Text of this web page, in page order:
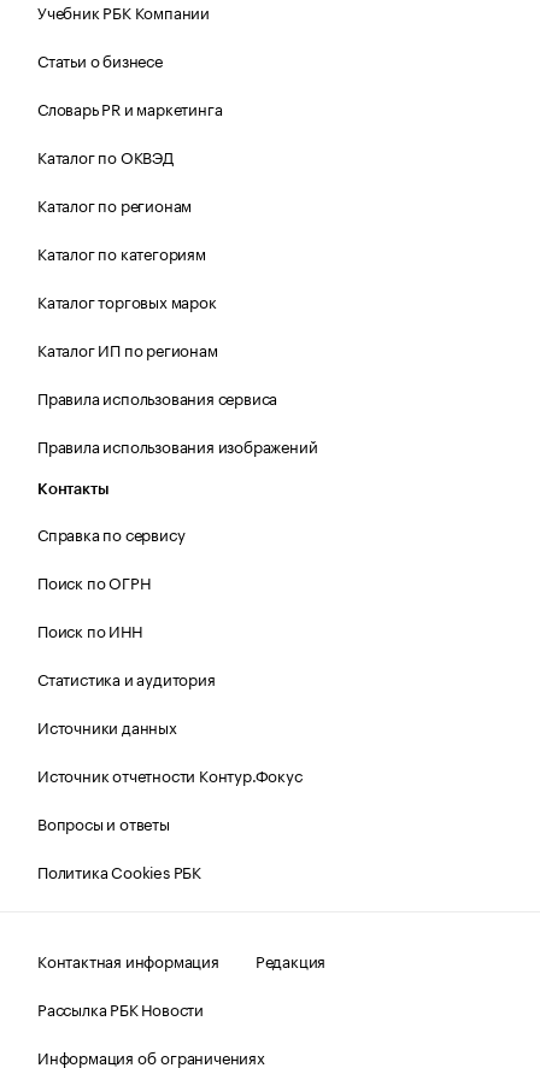
Учебник РБК Компании
Статьи о бизнесе
Словарь PR и маркетинга
Каталог по ОКВЭД
Каталог по регионам
Каталог по категориям
Каталог торговых марок
Каталог ИП по регионам
Правила использования сервиса
Правила использования изображений
Контакты
Справка по сервису
Поиск по ОГРН
Поиск по ИНН
Статистика и аудитория
Источники данных
Источник отчетности Контур.Фокус
Вопросы и ответы
Политика Cookies РБК
Контактная информация
Редакция
Рассылка РБК Новости
Информация об ограничениях